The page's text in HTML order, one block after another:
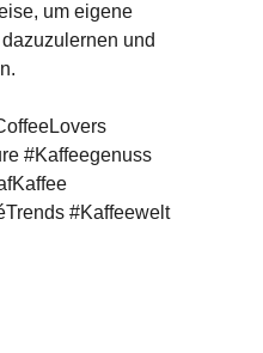
um eigene
und
#Kaffeegenuss
#Kaffeewelt